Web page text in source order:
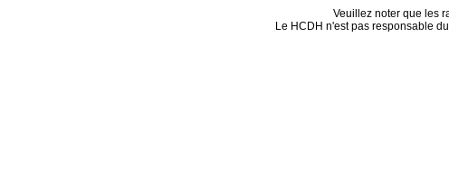
Veuillez noter que les
Le HCDH n'est pas responsable